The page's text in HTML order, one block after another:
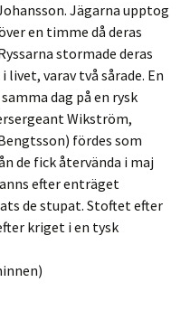
Jägarna upptog
en timme då deras
stormade deras
varav två sårade. En
dag på en rysk
Wikström,
fördes som
de fick återvända i maj
efter enträget
de stupat. Stoftet efter
kriget i en tysk